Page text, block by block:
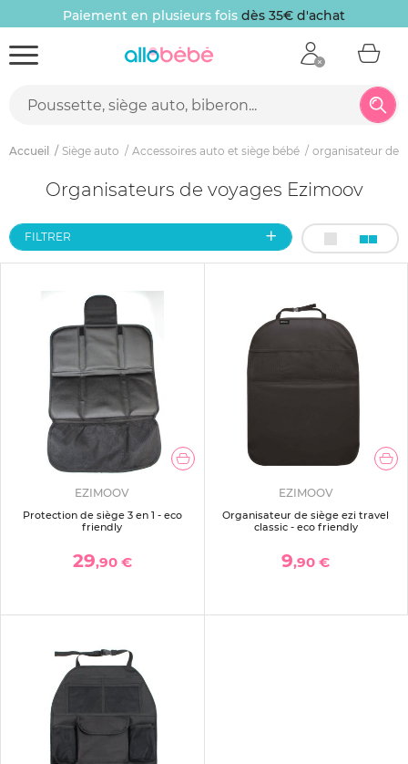
Paiement en plusieurs fois dès 35€ d'achat
Accueil Siège auto Accessoires auto et siège bébé organisateur de
Organisateurs de voyages Ezimoov
FILTRER
EZIMOOV
Protection de siège 3 en 1 - eco
friendly
29,90 €
EZIMOOV
Organisateur de siège ezi travel
classic - eco friendly
9,90 €